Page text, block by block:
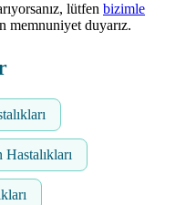
lütfen bizimle
memnuniyet duyarız.